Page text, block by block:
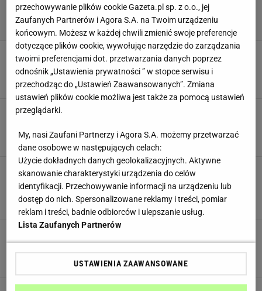
Koktajl na cerę pełną blasku [PROSTY
PRZEPIS]
JEDZENIE OLEJ KOKOSOWY
DIETA FITNESS MASŁO MASŁO KLAROWANE OLEJ KOKOSOWY
Dbasz o to, co kładziesz na talerz? Te
przekąski są dla ciebie! [5 PRZEPISÓW]
DIETETYCZNE PRZEPISY NASIONA KONOPI
OLEJ KOKOSOWY
ZIELONA HERBATA
stosować go w diecie
przechowywanie plików cookie Gazeta.pl sp. z o.o., jej
Zaufanych Partnerów i Agora S.A. na Twoim urządzeniu
końcowym. Możesz w każdej chwili zmienić swoje preferencje
dotyczące plików cookie, wywołując narzędzie do zarządzania
twoimi preferencjami dot. przetwarzania danych poprzez
odnośnik „Ustawienia prywatności ” w stopce serwisu i
przechodząc do „Ustawień Zaawansowanych”. Zmiana
ustawień plików cookie możliwa jest także za pomocą ustawień
przeglądarki.
My, nasi Zaufani Partnerzy i Agora S.A. możemy przetwarzać
dane osobowe w następujących celach:
Użycie dokładnych danych geolokalizacyjnych. Aktywne
skanowanie charakterystyki urządzenia do celów
identyfikacji. Przechowywanie informacji na urządzeniu lub
dostęp do nich. Spersonalizowane reklamy i treści, pomiar
reklam i treści, badnie odbiorców i ulepszanie usług.
Lista Zaufanych Partnerów
USTAWIENIA ZAAWANSOWANE